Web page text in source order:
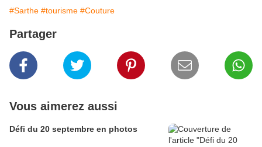
#Sarthe #tourisme #Couture
Partager
Vous aimerez aussi
Défi du 20 septembre en photos